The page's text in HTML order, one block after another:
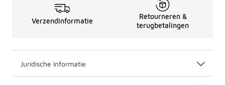
Verzendinformatie
Retourneren &
terugbetalingen
Juridische Informatie